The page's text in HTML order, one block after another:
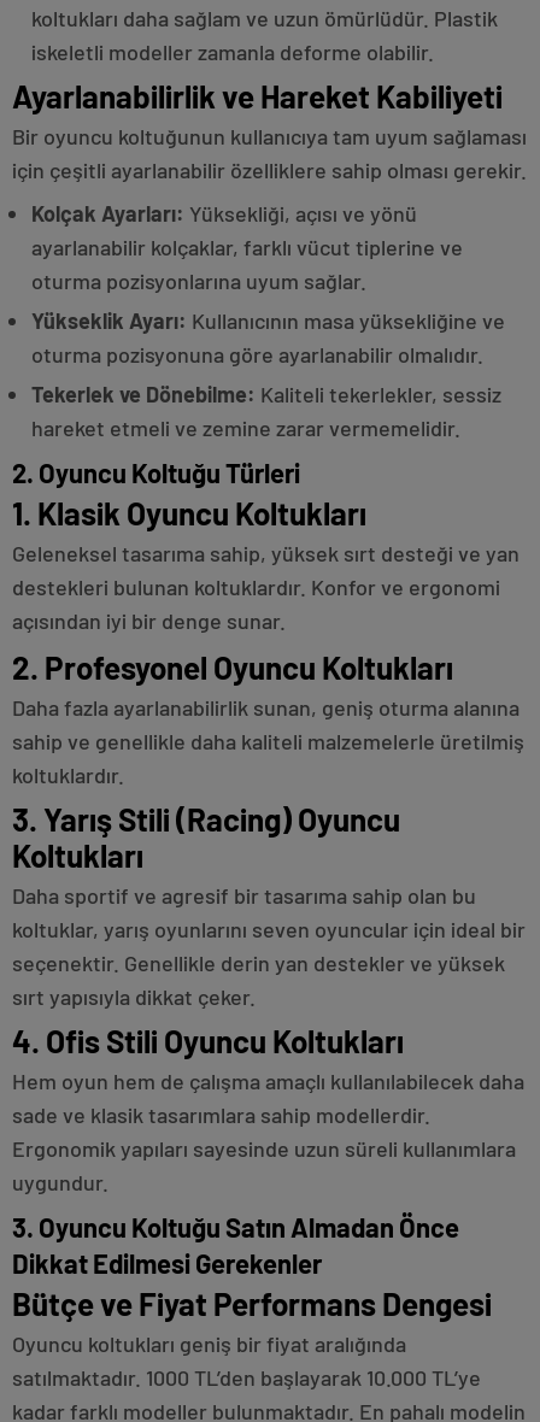
koltukları daha sağlam ve uzun ömürlüdür. Plastik
iskeletli modeller zamanla deforme olabilir.
Ayarlanabilirlik ve Hareket Kabiliyeti
Bir oyuncu koltuğunun kullanıcıya tam uyum sağlaması
için çeşitli ayarlanabilir özelliklere sahip olması gerekir.
Kolçak Ayarları: Yüksekliği, açısı ve yönü
ayarlanabilir kolçaklar, farklı vücut tiplerine ve
oturma pozisyonlarına uyum sağlar.
Yükseklik Ayarı: Kullanıcının masa yüksekliğine ve
oturma pozisyonuna göre ayarlanabilir olmalıdır.
Tekerlek ve Dönebilme: Kaliteli tekerlekler, sessiz
hareket etmeli ve zemine zarar vermemelidir.
2. Oyuncu Koltuğu Türleri
1. Klasik Oyuncu Koltukları
Geleneksel tasarıma sahip, yüksek sırt desteği ve yan
destekleri bulunan koltuklardır. Konfor ve ergonomi
açısından iyi bir denge sunar.
2. Profesyonel Oyuncu Koltukları
Daha fazla ayarlanabilirlik sunan, geniş oturma alanına
sahip ve genellikle daha kaliteli malzemelerle üretilmiş
koltuklardır.
3. Yarış Stili (Racing) Oyuncu
Koltukları
Daha sportif ve agresif bir tasarıma sahip olan bu
koltuklar, yarış oyunlarını seven oyuncular için ideal bir
seçenektir. Genellikle derin yan destekler ve yüksek
sırt yapısıyla dikkat çeker.
4. Ofis Stili Oyuncu Koltukları
Hem oyun hem de çalışma amaçlı kullanılabilecek daha
sade ve klasik tasarımlara sahip modellerdir.
Ergonomik yapıları sayesinde uzun süreli kullanımlara
uygundur.
3. Oyuncu Koltuğu Satın Almadan Önce
Dikkat Edilmesi Gerekenler
Bütçe ve Fiyat Performans Dengesi
Oyuncu koltukları geniş bir fiyat aralığında
satılmaktadır. 1000 TL’den başlayarak 10.000 TL’ye
kadar farklı modeller bulunmaktadır. En pahalı modelin